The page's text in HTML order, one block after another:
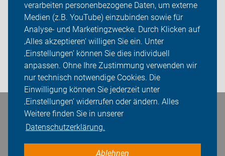
verarbeiten personenbezogene Daten, um externe
Medien (z.B. YouTube) einzubinden sowie für
Analyse- und Marketingzwecke. Durch Klicken auf
‚Alles akzeptieren‘ willigen Sie ein. Unter
‚Einstellungen‘ können Sie dies individuell
anpassen. Ohne Ihre Zustimmung verwenden wir
nur technisch notwendige Cookies. Die
Einwilligung können Sie jederzeit unter
‚Einstellungen‘ widerrufen oder ändern. Alles
Weitere finden Sie in unserer
Datenschutzerklärung.
Ablehnen
ADFC Dorsten
Sei dabei
Presse
Login
Bleiben Sie in Kontakt